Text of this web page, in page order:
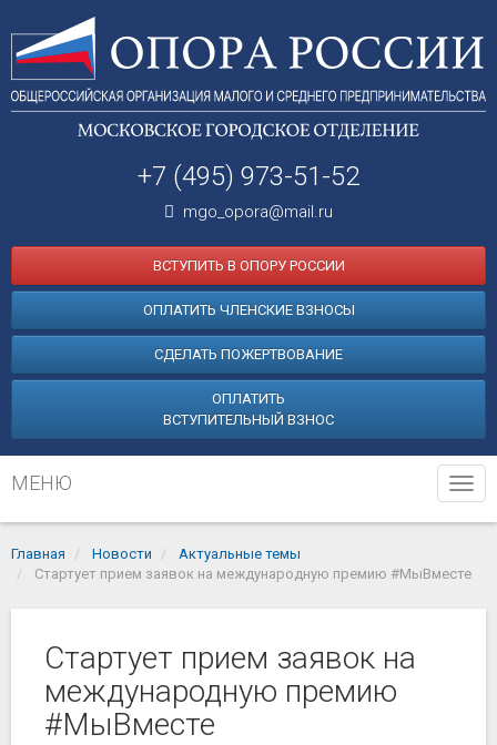
+7 (495) 973-51-52
mgo_opora@mail.ru
ВСТУПИТЬ В ОПОРУ РОССИИ
ОПЛАТИТЬ ЧЛЕНСКИЕ ВЗНОСЫ
СДЕЛАТЬ ПОЖЕРТВОВАНИЕ
ОПЛАТИТЬ
ВСТУПИТЕЛЬНЫЙ ВЗНОС
МЕНЮ
Главная Новости
Актуальные темы
Стартует прием заявок на международную премию #МыВместе
Стартует прием заявок на
международную премию
#МыВместе